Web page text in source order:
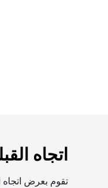
اتجاه
تقوم بعرض اتجاه